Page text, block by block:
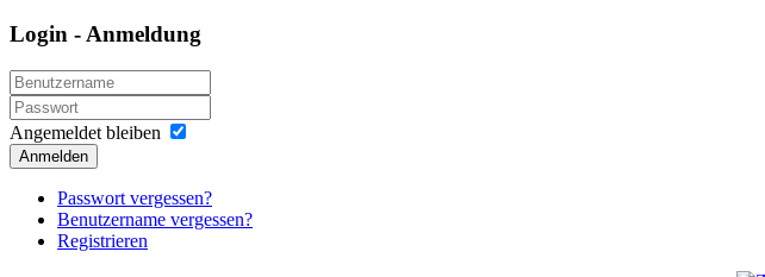
Login - Anmeldung
Angemeldet bleiben
Anmelden
Passwort vergessen?
Benutzername vergessen?
Registrieren